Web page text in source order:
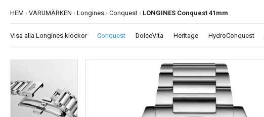
HEM › VARUMÄRKEN › Longines › Conquest › LONGINES Conquest 41mm
Visa alla Longines klockor Conquest DolceVita Heritage HydroConquest